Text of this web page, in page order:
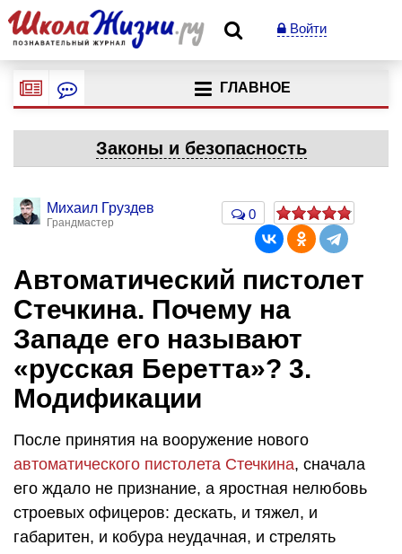
Войти
ГЛАВНОЕ
Законы и безопасность
Михаил Груздев
Грандмастер
0
Автоматический пистолет
Стечкина. Почему на
Западе его называют
«русская Беретта»? 3.
Модификации
После принятия на вооружение нового
автоматического пистолета Стечкина, сначала
его ждало не признание, а яростная нелюбовь
строевых офицеров: дескать, и тяжел, и
габаритен, и кобура неудачная, и стрелять